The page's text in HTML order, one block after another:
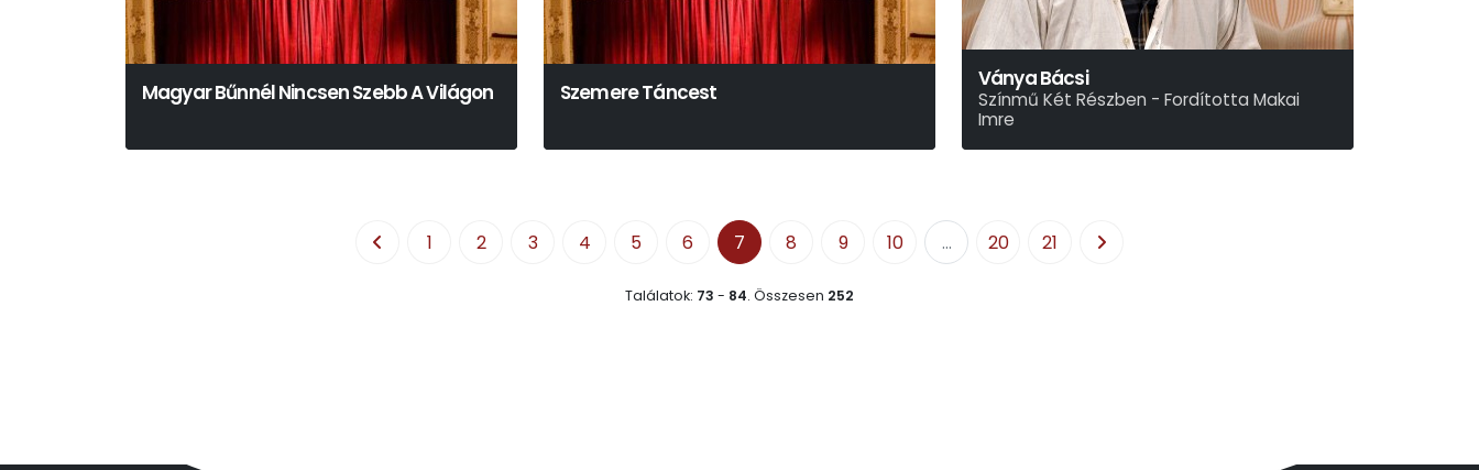
Magyar Bűnnél Nincsen Szebb A Világon Szemere Táncest
Ványa Bácsi
Színmű Két Részben - Fordította Makai
Imre
Anton Pavlovics Csehov
1 2 3 4 5 6 7 8 9 10 ... 20 21
Találatok: 73 - 84. Összesen 252